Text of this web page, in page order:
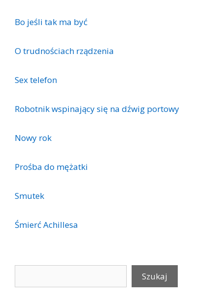
Bo jeśli tak ma być
O trudnościach rządzenia
Sex telefon
Robotnik wspinający się na dźwig portowy
Nowy rok
Prośba do mężatki
Smutek
Śmierć Achillesa
Szukaj